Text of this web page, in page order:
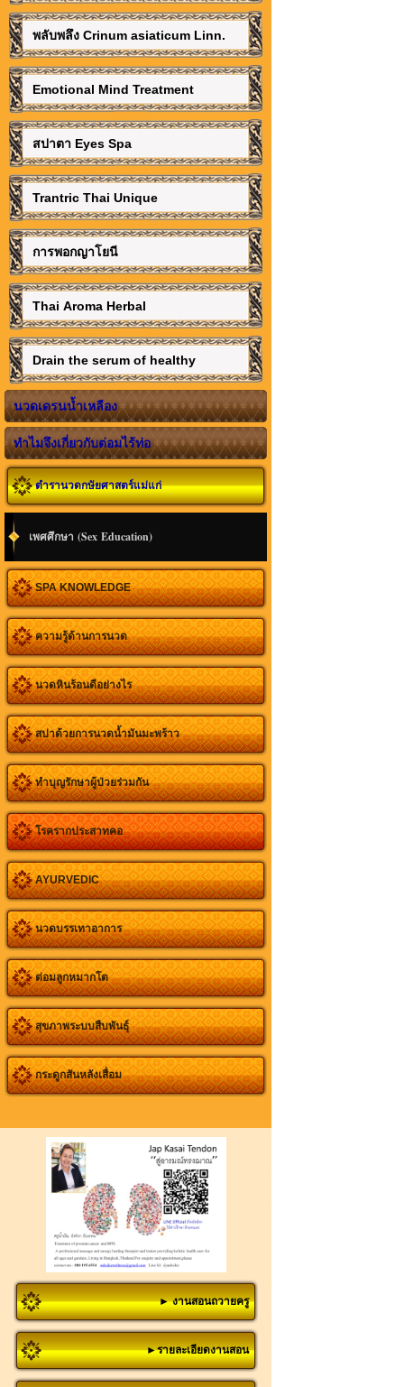
พลับพลึง Crinum asiaticum Linn.
Emotional Mind Treatment
สปาตา Eyes Spa
Trantric Thai Unique
การพอกญาโยนี
Thai Aroma Herbal
Drain the serum of healthy
นวดเดรนน้ำเหลือง
ทำไมจึงเกี่ยวกับต่อมไร้ท่อ
ตำรานวดกษัยศาสตร์แม่แก่
เพศศึกษา (Sex Education)
SPA KNOWLEDGE
ความรู้ด้านการนวด
นวดหินร้อนดีอย่างไร
สปาด้วยการนวดน้ำมันมะพร้าว
ทำบุญรักษาผู้ป่วยร่วมกัน
โรครากประสาทคอ
AYURVEDIC
นวดบรรเทาอาการ
ต่อมลูกหมากโต
สุขภาพระบบสืบพันธุ์
กระดูกสันหลังเสื่อม
► งานสอนถวายครู
►รายละเอียดงานสอน